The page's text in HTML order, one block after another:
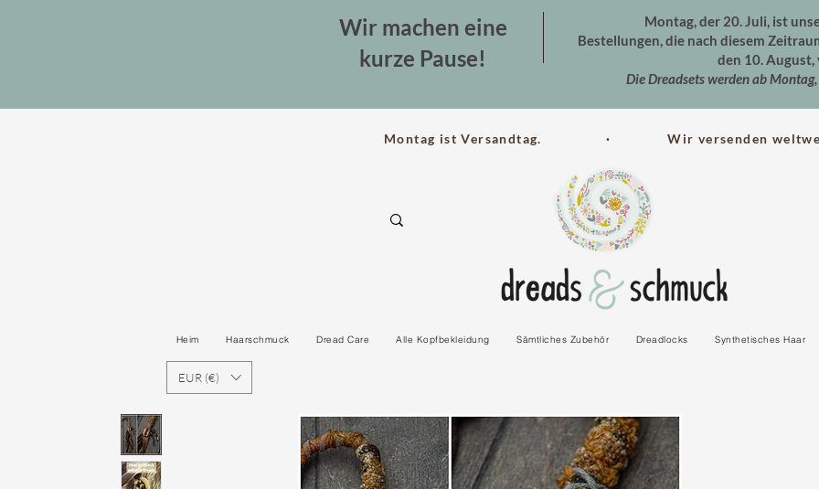
Wir machen eine
kurze Pause!
Montag, der 20. Juli, ist
Bestellungen, die nach diesem
den 10. August,
Die Dreadsets werden ab
Montag ist Versandtag. · Wir versenden
Heim Haarschmuck Dread Care Alle Kopfbekleidung Sämtliches Zubehör Dreadlocks Synthetisches Haar
EUR (€)